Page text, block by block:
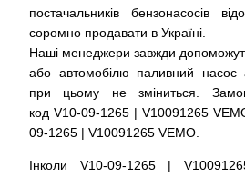
постачальників
бензонасосів
соромно продавати в Україні.
Наші менеджери завжди
або автомобілю паливний насос
при
цьому не зміниться
код V10-09-1265 | V10091265
09-1265 | V10091265 VEMO.
Інколи V10-09-1265 |